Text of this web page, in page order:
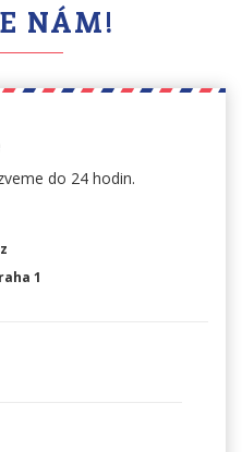
NÁM!
do 24 hodin.
1